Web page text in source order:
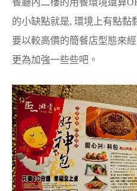
的小缺點就是, 環境上有點黏
要以較高價的簡餐店型態來
更為加強一些些吧。